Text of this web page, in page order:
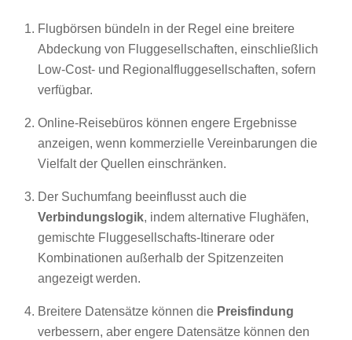
Flugbörsen bündeln in der Regel eine breitere
Abdeckung von Fluggesellschaften, einschließlich
Low-Cost- und Regionalfluggesellschaften, sofern
verfügbar.
Online-Reisebüros können engere Ergebnisse
anzeigen, wenn kommerzielle Vereinbarungen die
Vielfalt der Quellen einschränken.
Der Suchumfang beeinflusst auch die
Verbindungslogik, indem alternative Flughäfen,
gemischte Fluggesellschafts-Itinerare oder
Kombinationen außerhalb der Spitzenzeiten
angezeigt werden.
Breitere Datensätze können die Preisfindung
verbessern, aber engere Datensätze können den